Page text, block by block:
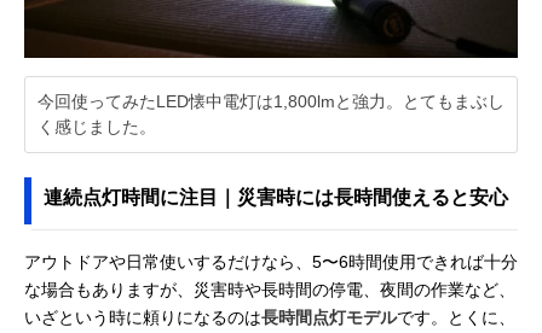
今回使ってみたLED懐中電灯は1,800lmと強力。とてもまぶし
く感じました。
連続点灯時間に注目｜災害時には長時間使えると安心
アウトドアや日常使いするだけなら、5〜6時間使用できれば十分
な場合もありますが、災害時や長時間の停電、夜間の作業など、
いざという時に頼りになるのは長時間点灯モデルです。とくに、